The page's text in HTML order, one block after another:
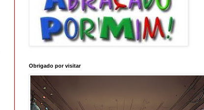
Obrigado por visitar